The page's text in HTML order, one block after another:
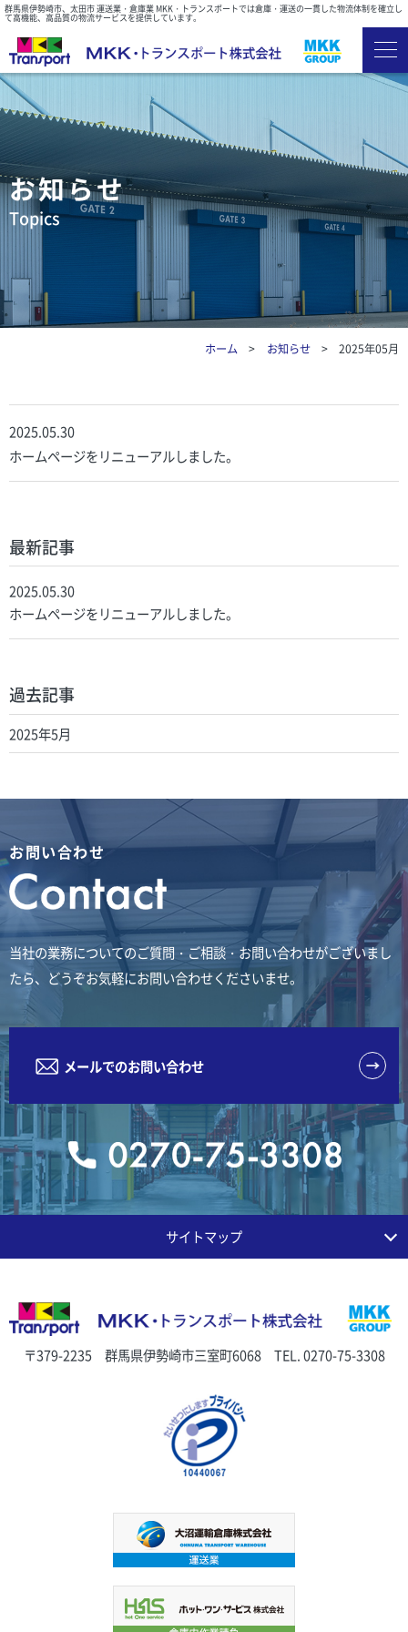
群馬県伊勢崎市、太田市 運送業・倉庫業 MKK・トランスポートでは倉庫・運送の一貫した物流体制を確立し
て高機能、高品質の物流サービスを提供しています。
お知らせ
ホーム お知らせ 2025年05月
2025.05.30
ホームページをリニューアルしました。
最新記事
2025.05.30
ホームページをリニューアルしました。
過去記事
2025年5月
お問い合わせ
当社の業務についてのご質問・ご相談・お問い合わせがございまし
たら、どうぞお気軽にお問い合わせくださいませ。
メールでのお問い合わせ
サイトマップ
〒379-2235 群馬県伊勢崎市三室町6068 TEL.0270-75-3308